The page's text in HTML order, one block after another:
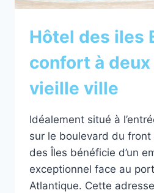
Hôtel des iles
confort à deux
vieille ville
Idéalement situé à
sur le boulevard du front
des Îles bénéficie d’un
exceptionnel face au
Atlantique. Cette